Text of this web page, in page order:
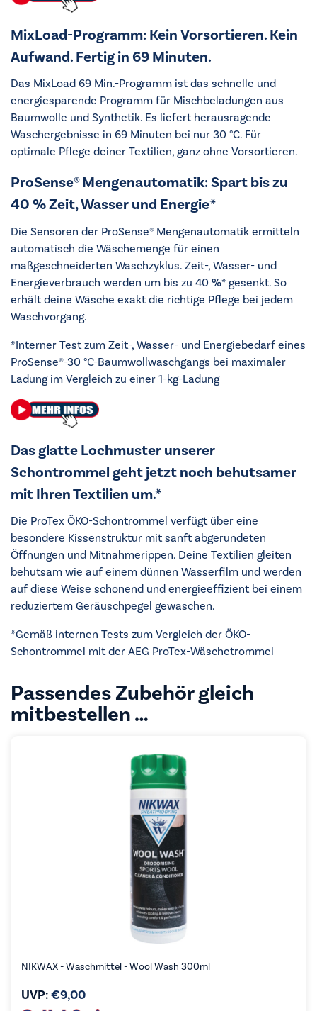
MixLoad-Programm: Kein Vorsortieren. Kein
Aufwand. Fertig in 69 Minuten.
Das MixLoad 69 Min.-Programm ist das schnelle und
energiesparende Programm für Mischbeladungen aus
Baumwolle und Synthetik. Es liefert herausragende
Waschergebnisse in 69 Minuten bei nur 30 °C. Für
optimale Pflege deiner Textilien, ganz ohne Vorsortieren.
ProSense® Mengenautomatik: Spart bis zu
40 % Zeit, Wasser und Energie*
Die Sensoren der ProSense® Mengenautomatik ermitteln
automatisch die Wäschemenge für einen
maßgeschneiderten Waschzyklus. Zeit-, Wasser- und
Energieverbrauch werden um bis zu 40 %* gesenkt. So
erhält deine Wäsche exakt die richtige Pflege bei jedem
Waschvorgang.
*Interner Test zum Zeit-, Wasser- und Energiebedarf eines
ProSense®-30 °C-Baumwollwaschgangs bei maximaler
Ladung im Vergleich zu einer 1-kg-Ladung
Das glatte Lochmuster unserer
Schontrommel geht jetzt noch behutsamer
mit Ihren Textilien um.*
Die ProTex ÖKO-Schontrommel verfügt über eine
besondere Kissenstruktur mit sanft abgerundeten
Öffnungen und Mitnahmerippen. Deine Textilien gleiten
behutsam wie auf einem dünnen Wasserfilm und werden
auf diese Weise schonend und energieeffizient bei einem
reduziertem Geräuschpegel gewaschen.
*Gemäß internen Tests zum Vergleich der ÖKO-
Schontrommel mit der AEG ProTex-Wäschetrommel
Passendes Zubehör gleich
mitbestellen …
NIKWAX - Waschmittel - Wool Wash 300ml
UVP:€9,00